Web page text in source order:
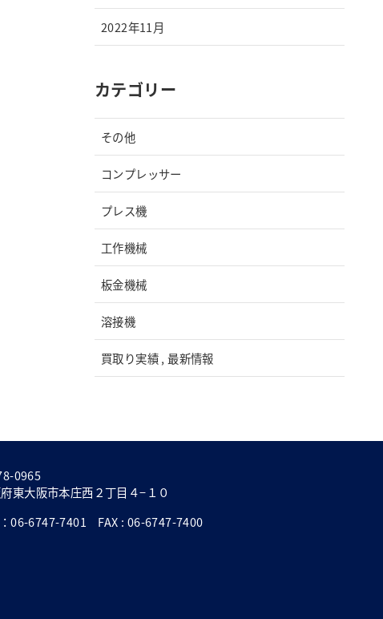
2022年11月
カテゴリー
その他
コンプレッサー
プレス機
工作機械
板金機械
溶接機
買取り実績 , 最新情報
0965
東大阪市本庄西２丁目４−１０
06-6747-7401 FAX : 06-6747-7400